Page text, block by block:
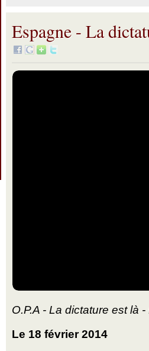
Espagne - La
O.P.A - La dictature est là
Le 18 février 2014